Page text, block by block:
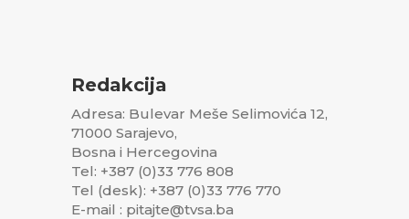
Redakcija
Adresa: Bulevar Meše Selimovića 12,
71000 Sarajevo,
Bosna i Hercegovina
Tel: +387 (0)33 776 808
Tel (desk): +387 (0)33 776 770
E-mail : pitajte@tvsa.ba